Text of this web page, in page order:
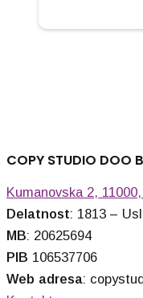
COPY STUDIO DOO
Kumanovska 2,
Delatnost: 1813 –
MB: 20625694
PIB 106537706
Web adresa: